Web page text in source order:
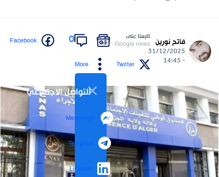
فاتح نورين
31/12/2025
- 14:45
تابعنا على
Google news
0
Facebook
Twitter
More
التواصل الاجتماعي
Messenger
Telegram
LinkedIn